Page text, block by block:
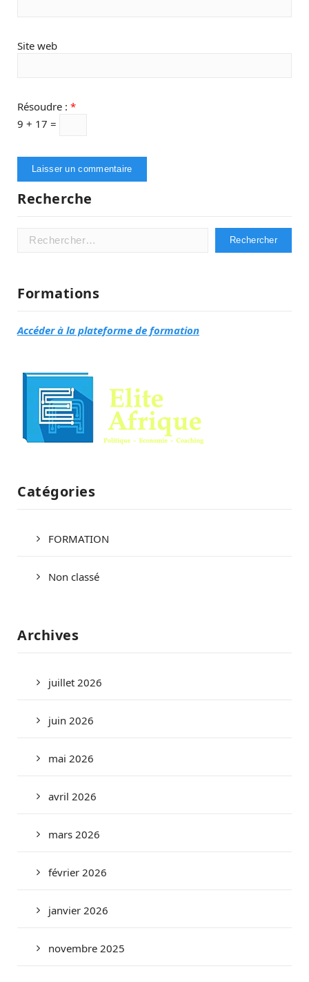
Site web
Résoudre : *
9 + 17 =
Recherche
Rechercher :
Formations
Accéder à la plateforme de formation
Catégories
FORMATION
Non classé
Archives
juillet 2026
juin 2026
mai 2026
avril 2026
mars 2026
février 2026
janvier 2026
novembre 2025